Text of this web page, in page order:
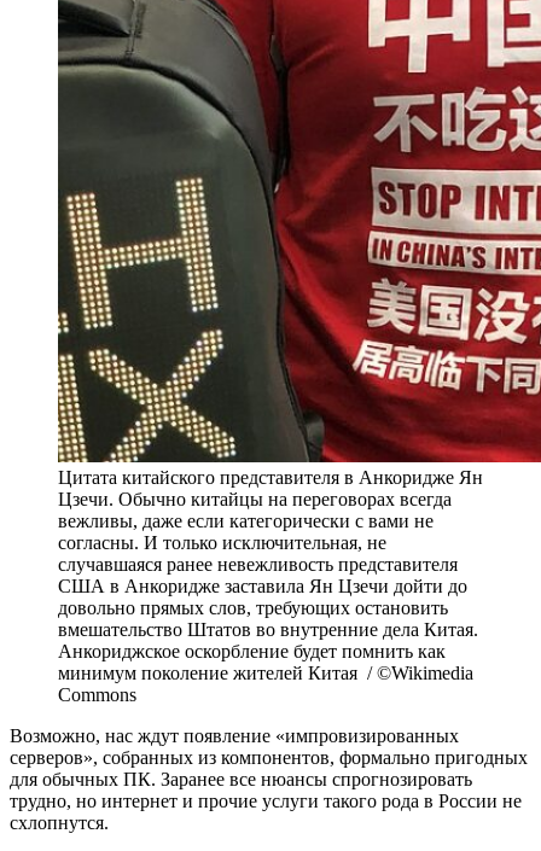
Цитата китайского представителя в Анкоридже Ян
Цзечи. Обычно китайцы на переговорах всегда
вежливы, даже если категорически с вами не
согласны. И только исключительная, не
случавшаяся ранее невежливость представителя
США в Анкоридже заставила Ян Цзечи дойти до
довольно прямых слов, требующих остановить
вмешательство Штатов во внутренние дела Китая.
Анкориджское оскорбление будет помнить как
минимум поколение жителей Китая / ©Wikimedia
Commons
Возможно, нас ждут появление «импровизированных
серверов», собранных из компонентов, формально пригодных
для обычных ПК. Заранее все нюансы спрогнозировать
трудно, но интернет и прочие услуги такого рода в России не
схлопнутся.